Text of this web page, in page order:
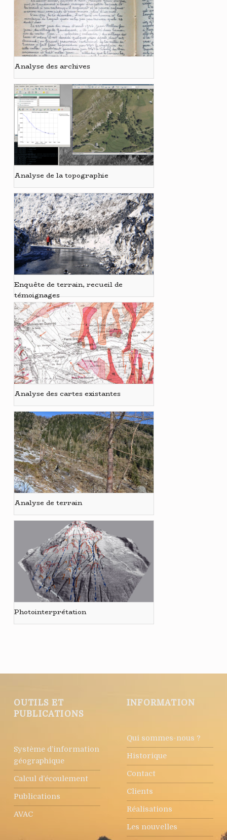
Analyse des archives
Analyse de la topographie
Enquête de terrain, recueil de
témoignages
Analyse des cartes existantes
Analyse de terrain
Photointerprétation
OUTILS ET
PUBLICATIONS
Système d’information
géographique
Calcul d’écoulement
Publications
AVAC
INFORMATION
Qui sommes-nous ?
Historique
Contact
Clients
Réalisations
Les nouvelles